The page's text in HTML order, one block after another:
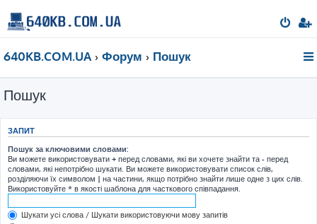
640KB.COM.UA Форум Пошук
Пошук
ЗАПИТ
Пошук за ключовими словами:
Ви можете використовувати + перед словами, які ви хочете знайти та - перед
словами, які непотрібно шукати. Ви можете використовувати список слів,
розділяючи їх символом | на частини, якщо потрібно знайти лише одне з цих слів.
Використовуйте * в якості шаблона для часткового співпадання.
Шукати усі слова / Шукати використовуючи мову запитів